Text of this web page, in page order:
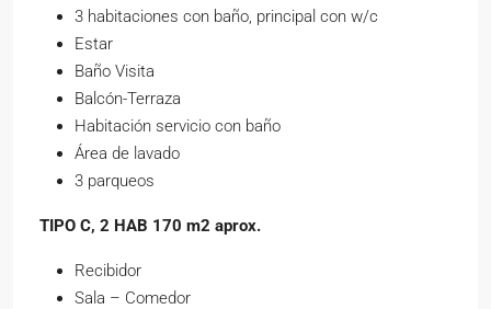
3 habitaciones con baño, principal con w/c
Estar
Baño Visita
Balcón-Terraza
Habitación servicio con baño
Área de lavado
3 parqueos
TIPO C, 2 HAB 170 m2 aprox.
Recibidor
Sala – Comedor